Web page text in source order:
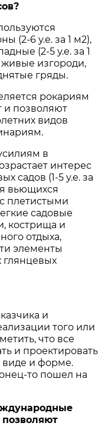
(2-6 у.е. за 1 м2),
(2-5 у.е. за 1
живые изгороди,
гряды.
рокариям
позволяют
видов
в
интерес
садов (1-5 у.е. за
вьющихся
плетистыми
садовые
кострища и
отдыха,
элементы
и
того или
что все
и проектировать
виде и форме.
то пошел на